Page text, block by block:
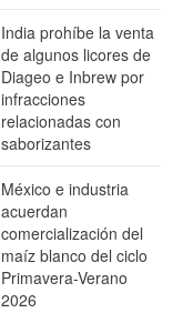
India prohíbe la venta
de algunos licores de
Diageo e Inbrew por
infracciones
relacionadas con
saborizantes
México e industria
acuerdan
comercialización del
maíz blanco del ciclo
Primavera-Verano
2026